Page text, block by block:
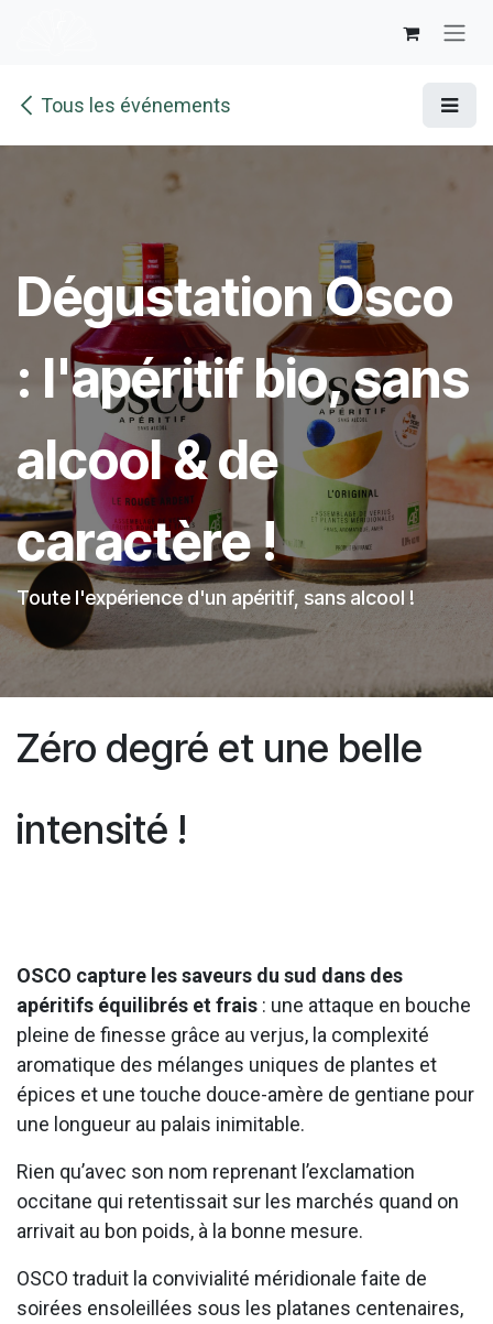
Tous les événements
Dégustation Osco
: l'apéritif bio, sans
alcool & de
caractère !
Toute l'expérience d'un apéritif, sans alcool !
Zéro degré et une belle
intensité !
OSCO capture les saveurs du sud dans des
apéritifs équilibrés et frais : une attaque en bouche
pleine de finesse grâce au verjus, la complexité
aromatique des mélanges uniques de plantes et
épices et une touche douce-amère de gentiane pour
une longueur au palais inimitable.
Rien qu’avec son nom reprenant l’exclamation
occitane qui retentissait sur les marchés quand on
arrivait au bon poids, à la bonne mesure.
OSCO traduit la convivialité méridionale faite de
soirées ensoleillées sous les platanes centenaires,